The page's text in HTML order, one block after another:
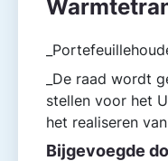
_De raad wordt
stellen voor het
het realiseren
Bijgevoegde